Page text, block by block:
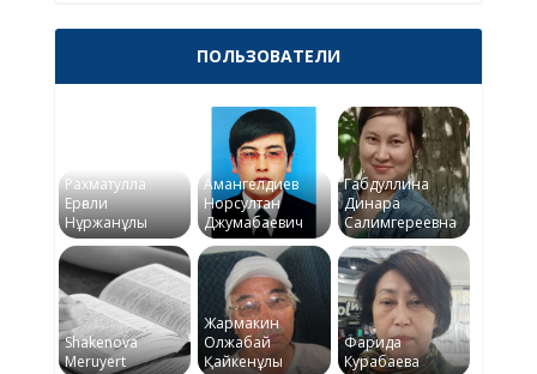
ПОЛЬЗОВАТЕЛИ
Рахматулла
Ерғали
Нұржанұлы
Амангелдиев
Норсултан
Джумабаевич
Габдуллина
Динара
Салимгереевна
Shakenova
Meruyert
Жармакин
Олжабай
Қайкенұлы
Фарида
Курабаева